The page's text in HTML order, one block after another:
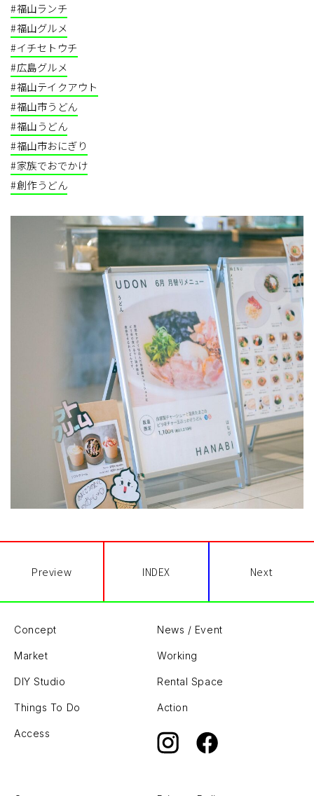
#福山ランチ
#福山グルメ
#イチセトウチ
#広島グルメ
#福山テイクアウト
#福山市うどん
#福山うどん
#福山市おにぎり
#家族でおでかけ
#創作うどん
Preview INDEX Next
Concept News / Event
Market Working
DIY Studio Rental Space
Things To Do Action
Access